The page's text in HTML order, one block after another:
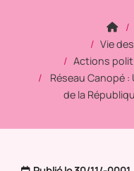
Vie
Actions
Réseau Canopé
de la